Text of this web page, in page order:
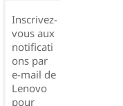
Inscrivez-
vous aux
notificati
ons par
e-mail de
Lenovo
pour